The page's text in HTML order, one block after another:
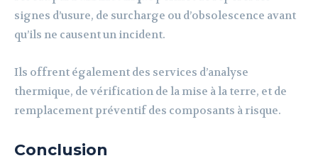
signes d’usure, de surcharge ou d’obsolescence avant
qu’ils ne causent un incident.
Ils offrent également des services d’analyse
thermique, de vérification de la mise à la terre, et de
remplacement préventif des composants à risque.
Conclusion